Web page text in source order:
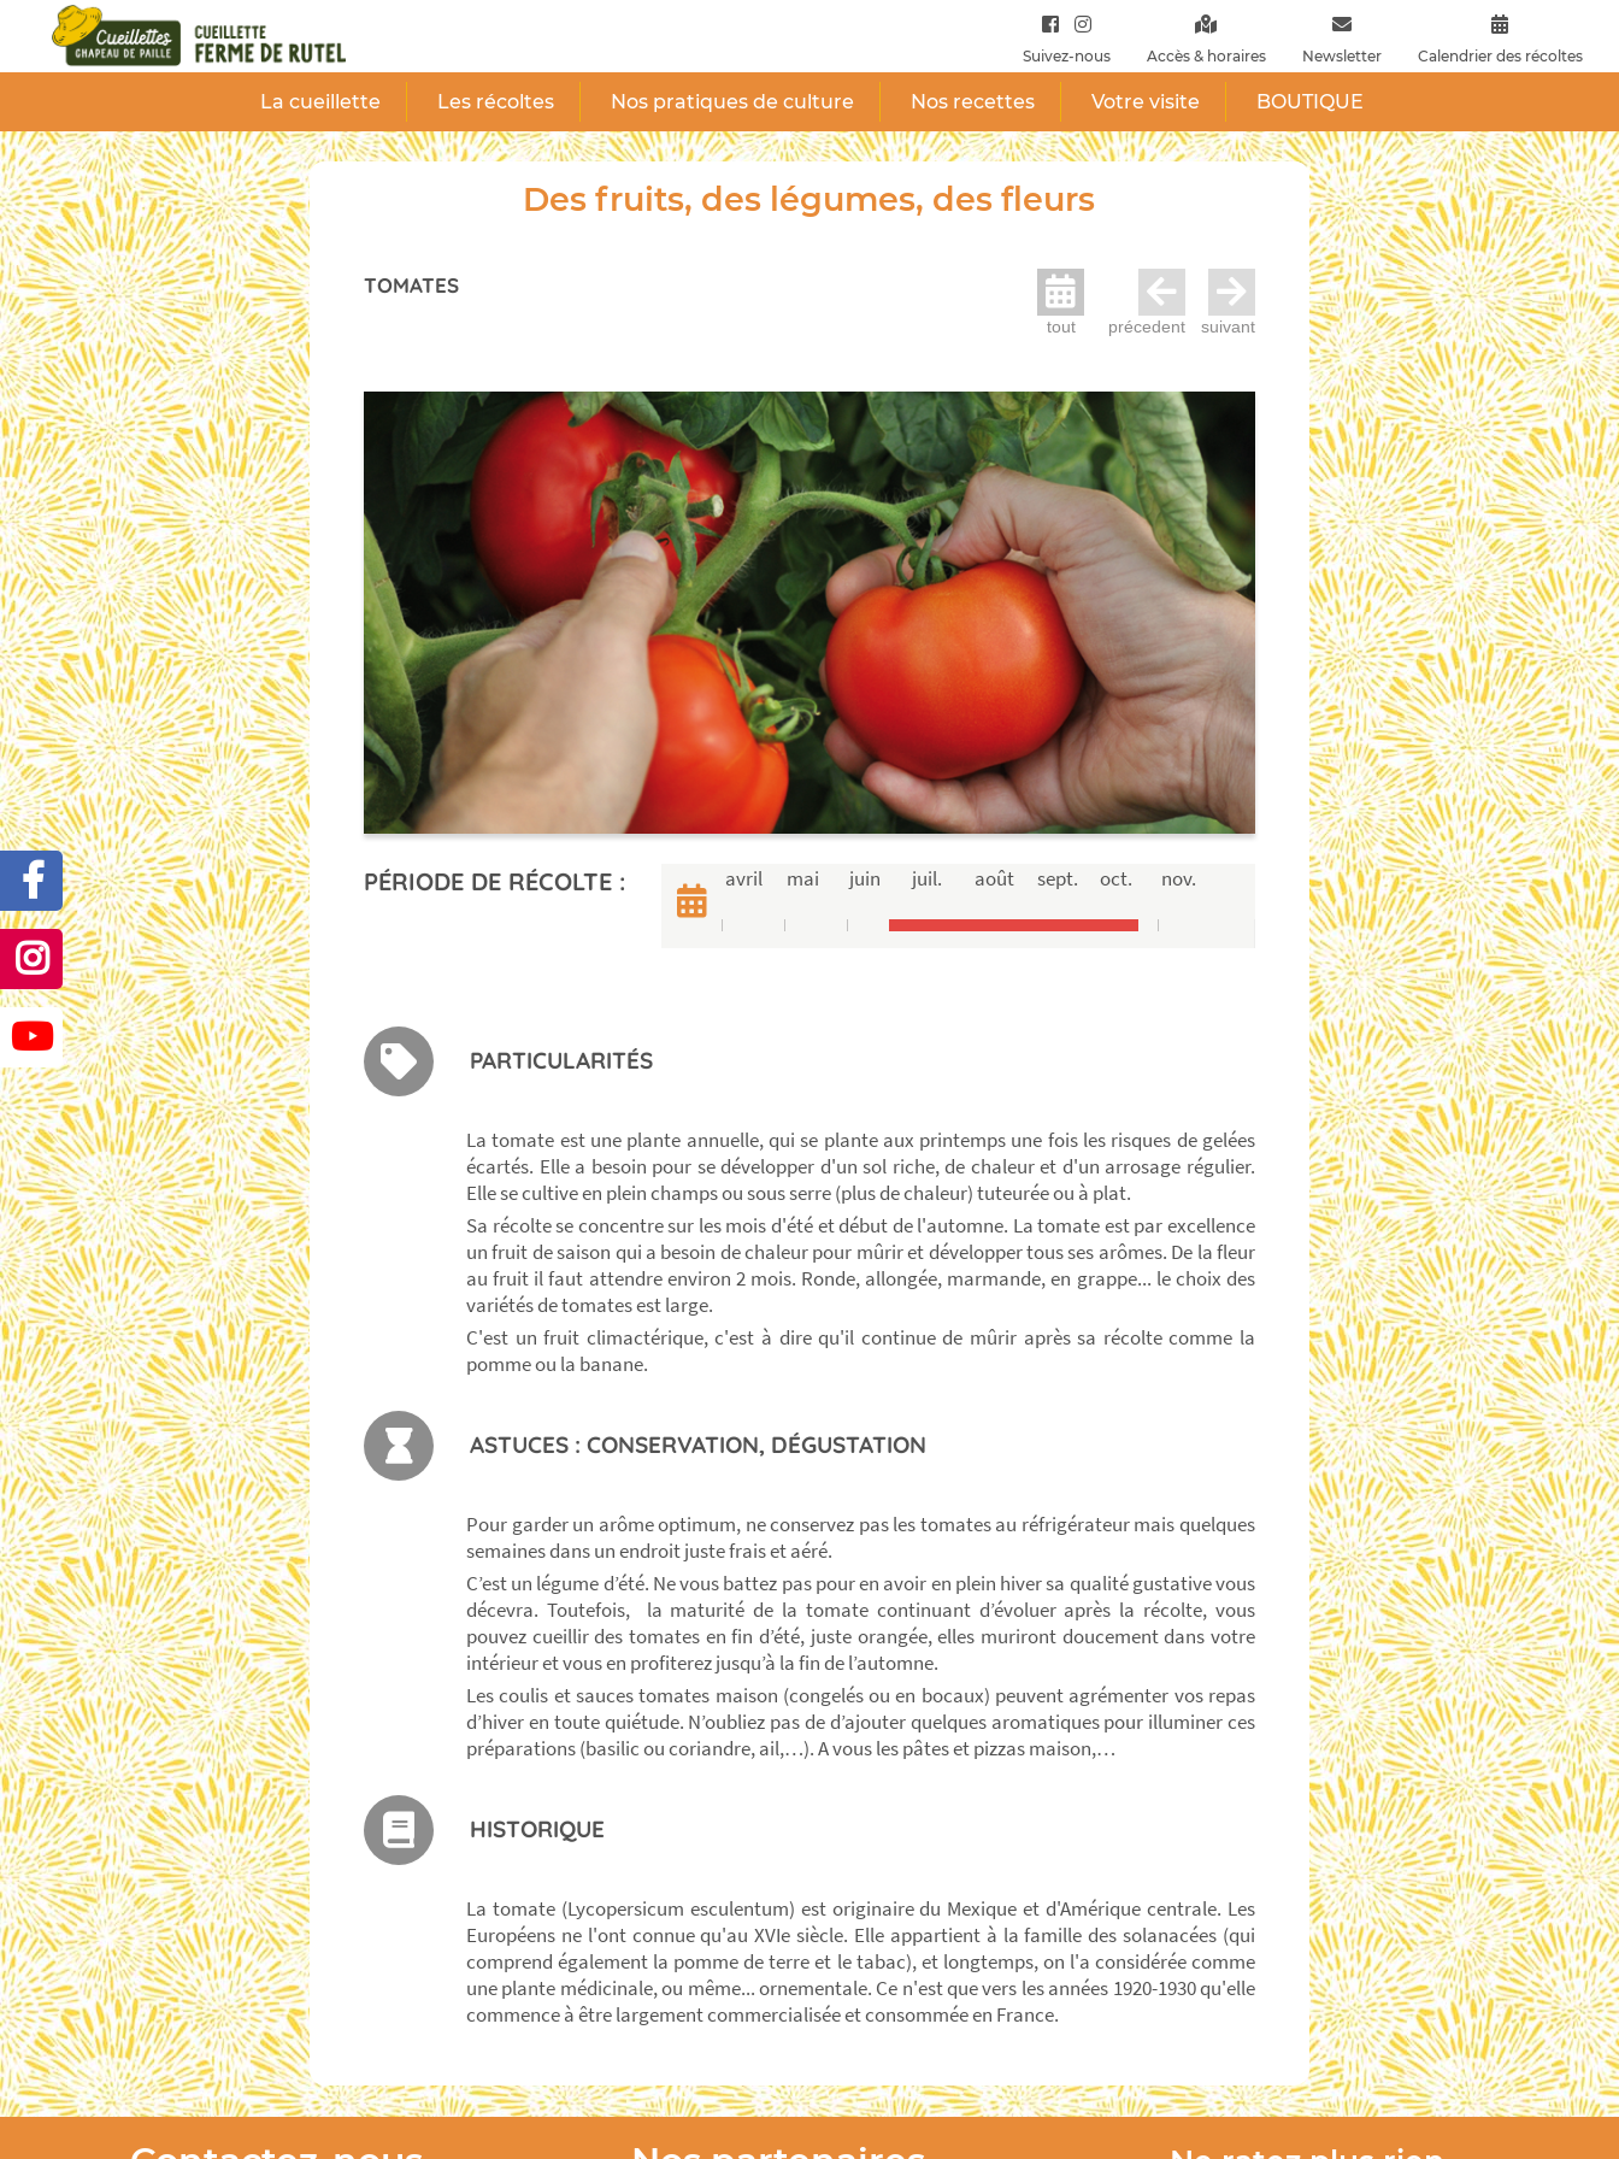
Suivez-nous Accès & horaires Newsletter Calendrier des récoltes
La cueillette Les récoltes Nos pratiques de culture Nos recettes Votre visite BOUTIQUE
Des fruits, des légumes, des fleurs
TOMATES
tout précedent suivant
PÉRIODE DE RÉCOLTE : avril mai juin juil. août sept. oct. nov.
PARTICULARITÉS
La tomate est une plante annuelle, qui se plante aux printemps une fois les risques de gelées
écartés. Elle a besoin pour se développer d'un sol riche, de chaleur et d'un arrosage régulier.
Elle se cultive en plein champs ou sous serre (plus de chaleur) tuteurée ou à plat.
Sa récolte se concentre sur les mois d'été et début de l'automne. La tomate est par excellence
un fruit de saison qui a besoin de chaleur pour mûrir et développer tous ses arômes. De la fleur
au fruit il faut attendre environ 2 mois. Ronde, allongée, marmande, en grappe... le choix des
variétés de tomates est large.
C'est un fruit climactérique, c'est à dire qu'il continue de mûrir après sa récolte comme la
pomme ou la banane.
ASTUCES : CONSERVATION, DÉGUSTATION
Pour garder un arôme optimum, ne conservez pas les tomates au réfrigérateur mais quelques
semaines dans un endroit juste frais et aéré.
C’est un légume d’été. Ne vous battez pas pour en avoir en plein hiver sa qualité gustative vous
décevra. Toutefois, la maturité de la tomate continuant d’évoluer après la récolte, vous
pouvez cueillir des tomates en fin d’été, juste orangée, elles muriront doucement dans votre
intérieur et vous en profiterez jusqu’à la fin de l’automne.
Les coulis et sauces tomates maison (congelés ou en bocaux) peuvent agrémenter vos repas
d’hiver en toute quiétude. N’oubliez pas de d’ajouter quelques aromatiques pour illuminer ces
préparations (basilic ou coriandre, ail,…). A vous les pâtes et pizzas maison,…
HISTORIQUE
La tomate (Lycopersicum esculentum) est originaire du Mexique et d'Amérique centrale. Les
Européens ne l'ont connue qu'au XVIe siècle. Elle appartient à la famille des solanacées (qui
comprend également la pomme de terre et le tabac), et longtemps, on l'a considérée comme
une plante médicinale, ou même... ornementale. Ce n'est que vers les années 1920-1930 qu'elle
commence à être largement commercialisée et consommée en France.
Panneau de gestion des cookies